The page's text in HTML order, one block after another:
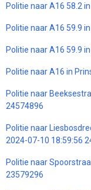
Politie naar A16 58.2
Politie naar A16 59.9
Politie naar A16 59.9
Politie naar A16 in
Politie naar
24574896
Politie naar
2024-07-10 18:59:56
Politie naar
23579296